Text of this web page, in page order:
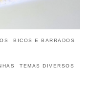
BICOS E BARRADOS
TEMAS DIVERSOS